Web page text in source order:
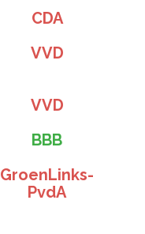
CDA
VVD
VVD
BBB
GroenLinks-
PvdA